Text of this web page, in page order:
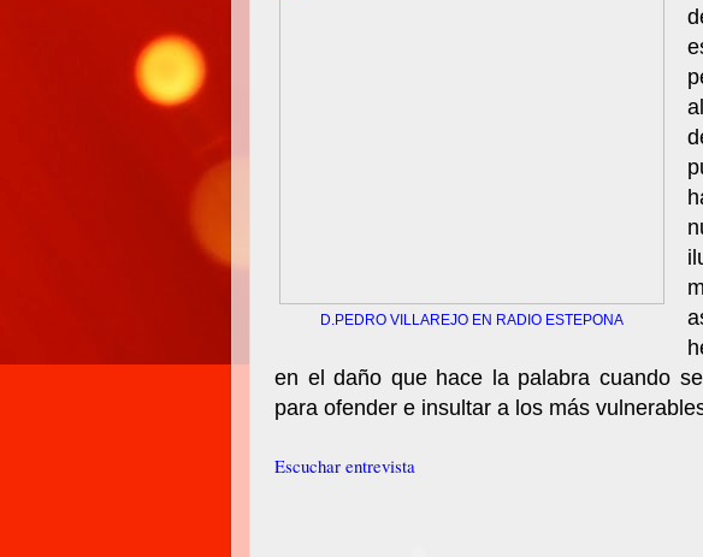
D.PEDRO VILLAREJO EN RADIO ESTEPONA
en el daño que hace la palabra cuando
para ofender e insultar a los más
Escuchar entrevista